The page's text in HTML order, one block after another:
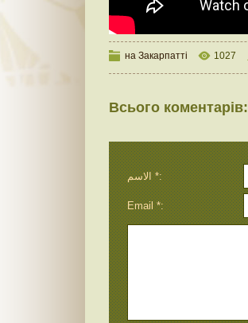
на Закарпатті 1027
Всього коментарів:
الاسم *:
Email *: